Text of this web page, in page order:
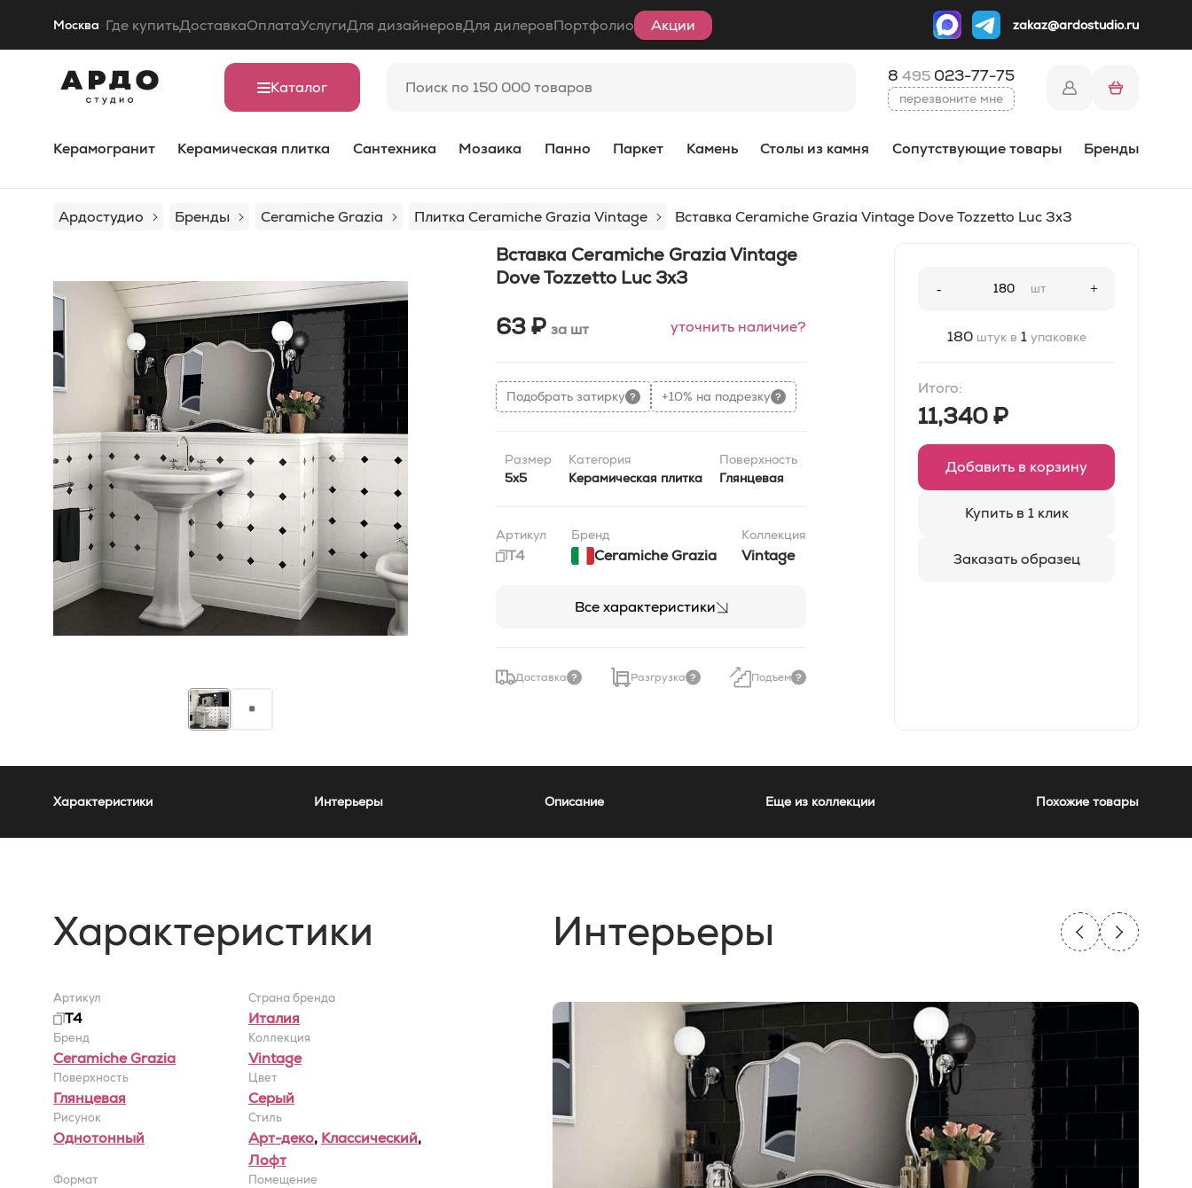
Москва Где купитьДоставкаОплатаУслугиДля дизайнеровДля дилеровПортфолио Акции zakaz@ardostudio.ru
Каталог
8 495 023-77-75
перезвоните мне
Керамогранит Керамическая плитка Сантехника Мозаика Панно Паркет Камень Столы из камня Сопутствующие товары Бренды
Ардостудио Бренды Ceramiche Grazia Плитка Ceramiche Grazia Vintage Вставка Ceramiche Grazia Vintage Dove Tozzetto Luc 3x3
Вставка Ceramiche Grazia Vintage
Dove Tozzetto Luc 3x3
63 ₽ за шт уточнить наличие?
Подобрать затирку +10% на подрезку
Размер
5x5
Категория
Керамическая плитка
Поверхность
Глянцевая
Артикул
T4
Бренд
Ceramiche Grazia
Коллекция
Vintage
Все характеристики
Доставка Разгрузка Подъем
- шт +
180штук в 1упаковке
Итого:
11,340₽
Добавить в корзину
Купить в 1 клик
Заказать образец
Характеристики Интерьеры Описание Еще из коллекции Похожие товары
Характеристики
Артикул
T4
Страна бренда
Италия
Бренд
Ceramiche Grazia
Коллекция
Vintage
Поверхность
Глянцевая
Цвет
Серый
Рисунок
Однотонный
Стиль
Арт-деко, Классический,
Лофт
Формат Помещение
Интерьеры